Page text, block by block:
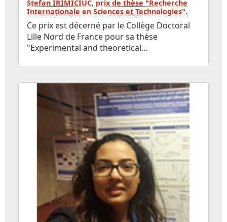
Stefan IRIMICIUC, prix de thèse "Recherche
Internationale en Sciences et Technologies".
Ce prix est décerné par le Collège Doctoral
Lille Nord de France pour sa thèse
"Experimental and theoretical…